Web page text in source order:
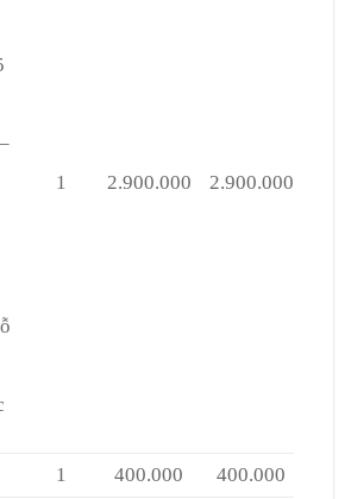
1 2.900.000 2.900.000
1 400.000
400.000